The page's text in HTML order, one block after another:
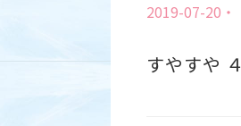
2019-07-20
すやすや ４